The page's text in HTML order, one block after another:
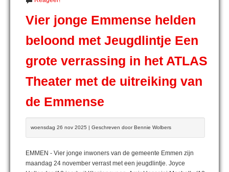
Vier jonge Emmense helden
beloond met Jeugdlintje Een
grote verrassing in het ATLAS
Theater met de uitreiking van
de Emmense
woensdag 26 nov 2025 | Geschreven door Bennie Wolbers
EMMEN - Vier jonge inwoners van de gemeente Emmen zijn
maandag 24 november verrast met een jeugdlintje. Joyce